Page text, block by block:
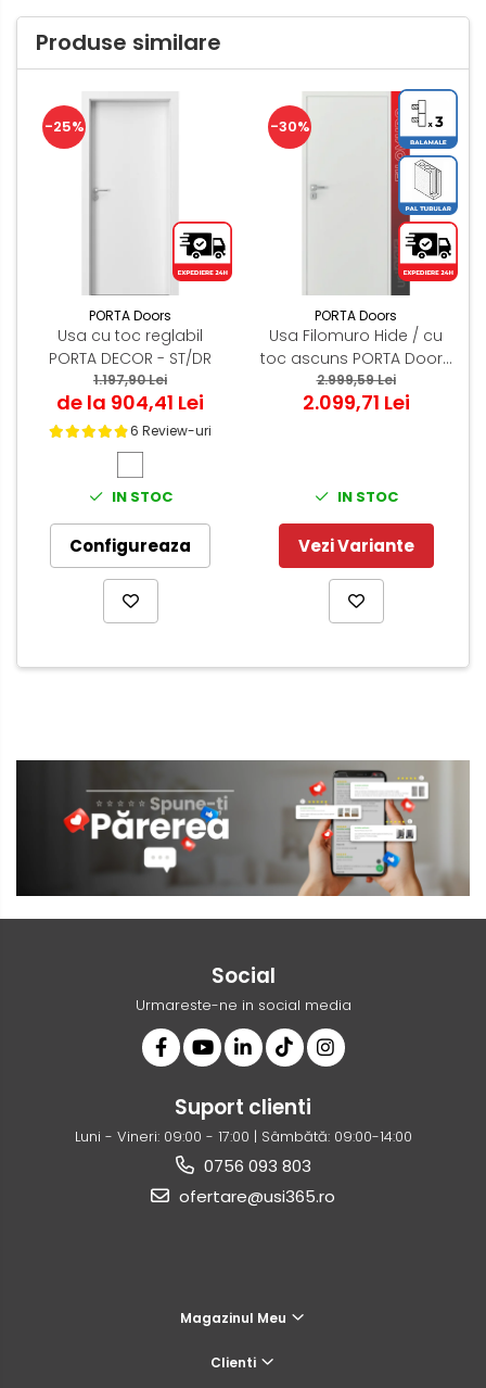
Produse similare
-25%
PORTA Doors
Usa cu toc reglabil
PORTA DECOR - ST/DR
1.197,90 Lei
de la 904,41 Lei
6 Review-uri
IN STOC
Configureaza
-30%
PORTA Doors
Usa Filomuro Hide / cu
toc ascuns PORTA Doors
Alb - miez PAL Tubular
2.999,59 Lei
2.099,71 Lei
IN STOC
Vezi Variante
Social
Urmareste-ne in social media
Suport clienti
Luni - Vineri: 09:00 - 17:00 | Sâmbătă: 09:00-14:00
0756 093 803
ofertare@usi365.ro
Magazinul Meu
Clienti